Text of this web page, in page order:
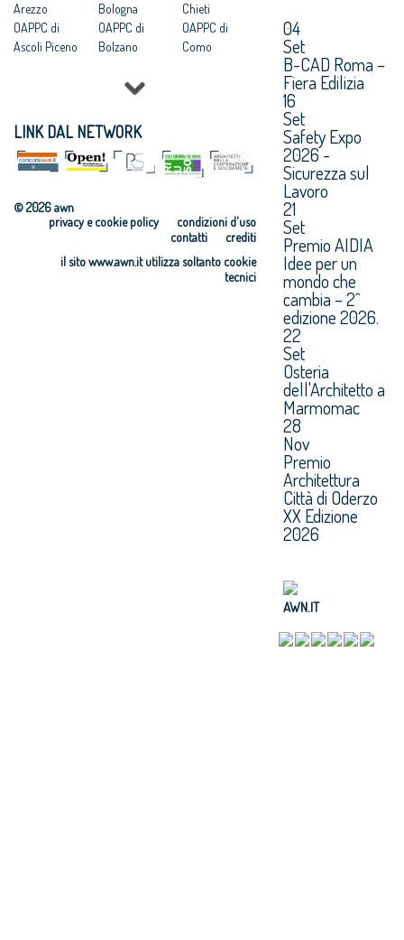
Arezzo
OAPPC di
Ascoli Piceno
OAPPC di Bari
OAPPC di
Barletta-
Bologna
OAPPC di
Bolzano
Brescia
Brindisi
OAPPC di
Cagliari
Chieti
OAPPC di
Como
Crotone
OAPPC di
LINK DAL NETWORK
© 2026 awn
condizioni d'uso
privacy e cookie policy
crediti
contatti
il sito www.awn.it utilizza soltanto cookie
tecnici
04
Set
B-CAD Roma –
Fiera Edilizia
16
Set
Safety Expo
2026 -
Sicurezza sul
Lavoro
21
Set
Premio AIDIA
Idee per un
mondo che
cambia – 2^
edizione 2026.
22
Set
Osteria
dell'Architetto a
Marmomac
28
Nov
Premio
Architettura
Città di Oderzo
XX Edizione
2026
AWN.IT